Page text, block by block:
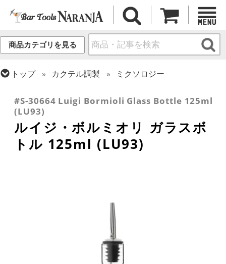
商品カテゴリを見る
トップ カクテル調製
ミクソロジー
#S-30664 Luigi Bormioli Glass Bottle 125ml
(LU93)
ルイジ・ボルミオリ ガラスボ
トル 125ml (LU93)